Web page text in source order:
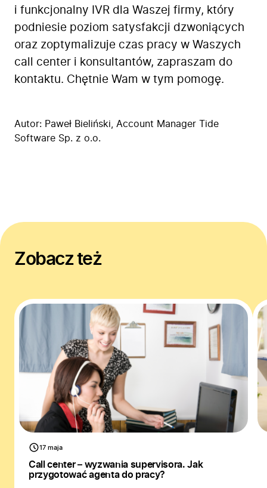
i funkcjonalny IVR dla Waszej firmy, który
podniesie poziom satysfakcji dzwoniących
oraz zoptymalizuje czas pracy w Waszych
call center i konsultantów, zapraszam do
kontaktu. Chętnie Wam w tym pomogę.
Autor: Paweł Bieliński, Account Manager Tide
Software Sp. z o.o.
Zobacz też
17 maja
Call center – wyzwania supervisora. Jak
przygotować agenta do pracy?